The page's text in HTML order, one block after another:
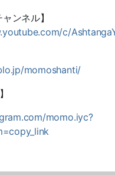
ンネル】
c/
momoshanti/
momo.iyc?